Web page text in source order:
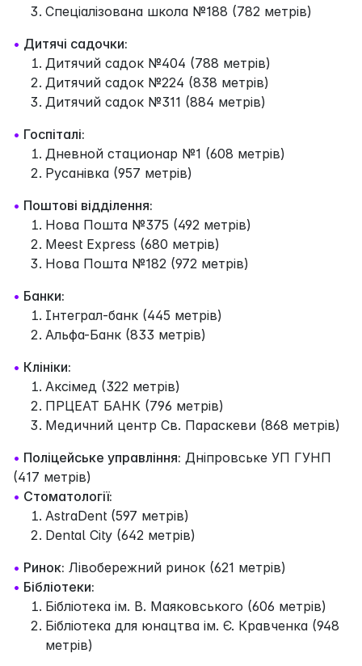
Спеціалізована школа №188 (782 метрів)
• Дитячі садочки:
Дитячий садок №404 (788 метрів)
Дитячий садок №224 (838 метрів)
Дитячий садок №311 (884 метрів)
• Госпіталі:
Дневной стационар №1 (608 метрів)
Русанівка (957 метрів)
• Поштові відділення:
Нова Пошта №375 (492 метрів)
Meest Express (680 метрів)
Нова Пошта №182 (972 метрів)
• Банки:
Інтеграл-банк (445 метрів)
Альфа-Банк (833 метрів)
• Клініки:
Аксімед (322 метрів)
ПРЦЕАТ БАНК (796 метрів)
Медичний центр Св. Параскеви (868 метрів)
• Поліцейське управління: Дніпровське УП ГУНП
(417 метрів)
• Стоматології:
AstraDent (597 метрів)
Dental City (642 метрів)
• Ринок: Лівобережний ринок (621 метрів)
• Бібліотеки:
Бібліотека ім. В. Маяковського (606 метрів)
Бібліотека для юнацтва ім. Є. Кравченка (948
метрів)